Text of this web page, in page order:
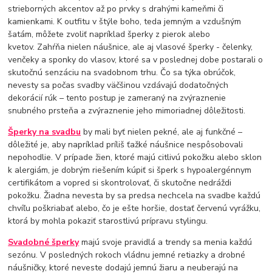
strieborných akcentov až po prvky s drahými kameňmi či
kamienkami. K outfitu v štýle boho, teda jemným a vzdušným
šatám, môžete zvoliť napríklad šperky z pierok alebo
kvetov. Zahŕňa nielen náušnice, ale aj vlasové šperky - čelenky,
venčeky a sponky do vlasov, ktoré sa v poslednej dobe postarali o
skutočnú senzáciu na svadobnom trhu. Čo sa týka obrúčok,
nevesty sa počas svadby väčšinou vzdávajú dodatočných
dekorácií rúk – tento postup je zameraný na zvýraznenie
snubného prsteňa a zvýraznenie jeho mimoriadnej dôležitosti.
Šperky na svadbu by mali byť nielen pekné, ale aj funkčné –
dôležité je, aby napríklad príliš ťažké náušnice nespôsobovali
nepohodlie. V prípade žien, ktoré majú citlivú pokožku alebo sklon
k alergiám, je dobrým riešením kúpiť si šperk s hypoalergénnym
certifikátom a vopred si skontrolovať, či skutočne nedráždi
pokožku. Žiadna nevesta by sa predsa nechcela na svadbe každú
chvíľu poškriabať alebo, čo je ešte horšie, dostať červenú vyrážku,
ktorá by mohla pokaziť starostlivú prípravu stylingu.
Svadobné šperkymajú svoje pravidlá a trendy sa menia každú
sezónu. V posledných rokoch vládnu jemné retiazky a drobné
náušničky, ktoré neveste dodajú jemnú žiaru a neuberajú na